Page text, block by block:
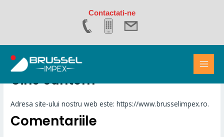
Contactati-ne
Cine suntem
Adresa site-ului nostru web este: https://www.brusselimpex.ro.
Comentariile